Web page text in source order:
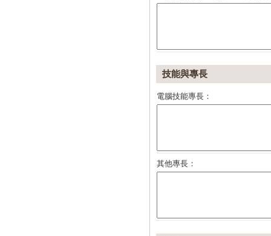
技能與專長
電腦技能專長：
其他專長：